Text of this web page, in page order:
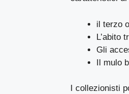
il terzo
L’abito
Gli
Il mulo
I collezionisti